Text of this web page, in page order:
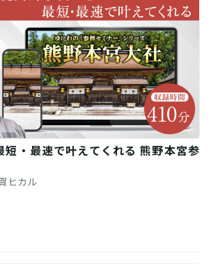
短・最速で叶えてくれる 熊野本宮参
ヒカル